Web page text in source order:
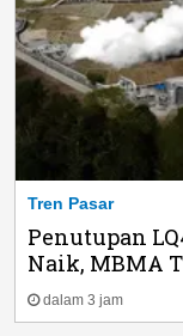
Tren Pasar
Penutupan
Naik, MBMA
dalam 3 jam